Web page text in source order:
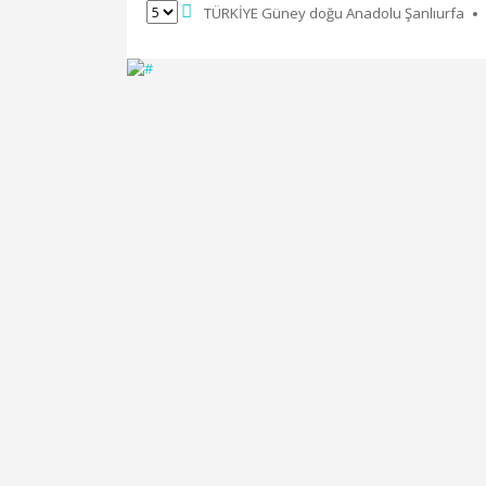
TÜRKİYE Güney doğu Anadolu Şanlıurfa